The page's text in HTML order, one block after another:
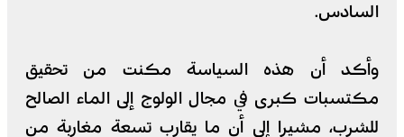
السادس.
وأكد أن هذه السياسة مكنت من تحقيق
مكتسبات كبرى في مجال الولوج إلى الماء الصالح
للشرب، مشيرا إلى أن ما يقارب تسعة مغاربة من